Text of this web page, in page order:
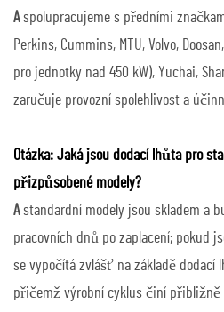
Aspolupracujeme s předními
Perkins, Cummins, MTU, Volvo,
pro jednotky nad 450 kW), Yuchai,
zaručuje provozní spolehlivost a
Otázka: Jaká jsou dodací lhůta pro
přizpůsobené modely?
Astandardní modely jsou skladem a
pracovních dnů po zaplacení; pokud
se vypočítá zvlášť na základě dodací
přičemž výrobní cyklus činí přibližně